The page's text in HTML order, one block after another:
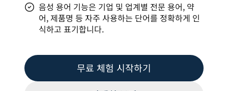
음성 용어 기능은 기업 및 업계별 전문 용어, 약
어, 제품명 등 자주 사용하는 단어를 정확하게 인
식하고 표기합니다.
무료 체험 시작하기